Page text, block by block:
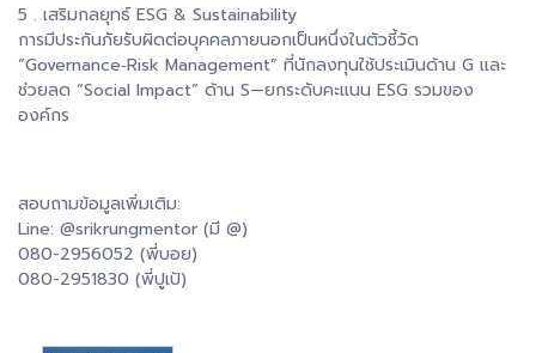
5 . เสริมกลยุทธ์ ESG & Sustainability
การมีประกันภัยรับผิดต่อบุคคลภายนอกเป็นหนึ่งในตัวชี้วัด
“Governance‑Risk Management” ที่นักลงทุนใช้ประเมินด้าน G และ
ช่วยลด “Social Impact” ด้าน S—ยกระดับคะแนน ESG รวมของ
องค์กร
สอบถามข้อมูลเพิ่มเติม:
Line: @srikrungmentor (มี @)
080-2956052 (พี่บอย)
080-2951830 (พี่ปูเป้)